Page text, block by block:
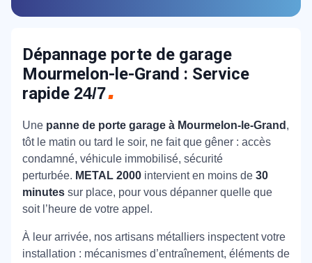
Dépannage porte de garage
Mourmelon-le-Grand : Service
rapide 24/7
Une panne de porte garage à Mourmelon-le-Grand ,
tôt le matin ou tard le soir, ne fait que gêner : accès
condamné, véhicule immobilisé, sécurité
perturbée. METAL 2000 intervient en moins de 30
minutes sur place, pour vous dépanner quelle que
soit l’heure de votre appel.
À leur arrivée, nos artisans métalliers inspectent votre
installation : mécanismes d’entraînement, éléments de